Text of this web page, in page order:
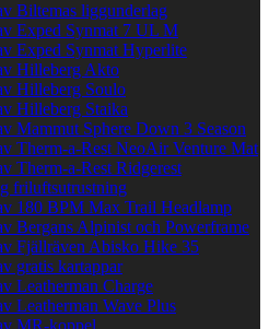
Biltemas liggunderlag
Exped Synmat 7 UL M
Exped Synmat Hyperlite
Hilleberg Akto
Hilleberg Soulo
Hilleberg Staika
Mammut Sphere Down 3 Season
Therm-a-Rest NeoAir Venture Mat
Therm-a-Rest Ridgerest
friluftsutrustning
180 BPM Max Trail Headlamp
Bergans Alpinist och Powerframe
Fjällräven Abisko Hike 35
gratis kartappar
Leatherman Charge
Leatherman Wave Plus
MR-koppel